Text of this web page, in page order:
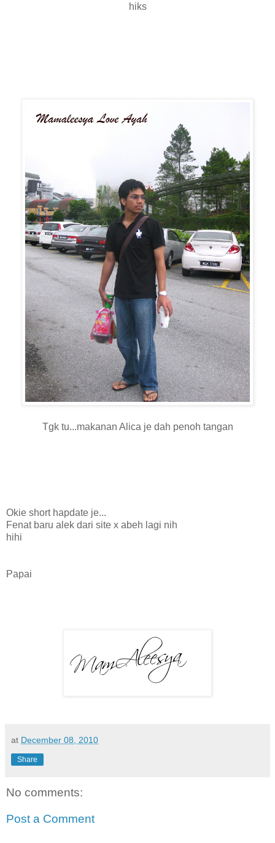
hiks
Tgk tu...makanan Alica je dah penoh tangan
Okie short hapdate je...
Fenat baru alek dari site x abeh lagi nih
hihi
Papai
at December 08, 2010
Share
No comments:
Post a Comment